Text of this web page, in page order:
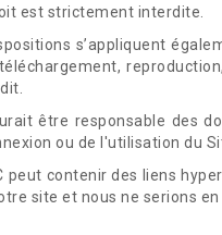
est strictement interdite.
s’appliquent
être responsable des
ou de l'utilisation du
peut contenir des liens
site et nous ne serions